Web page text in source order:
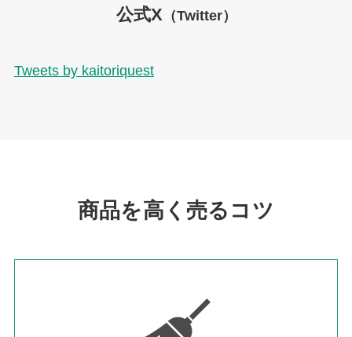
公式X （Twitter）
Tweets by kaitoriquest
商品を高く売るコツ